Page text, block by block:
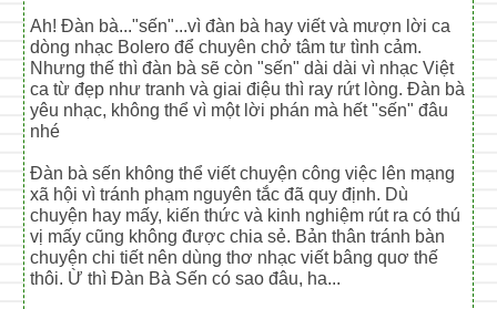
Ah! Đàn bà..."sến"...vì đàn bà hay viết và mượn lời ca
dòng nhạc Bolero để chuyên chở tâm tư tình cảm.
Nhưng thế thì đàn bà sẽ còn "sến" dài dài vì nhạc Việt
ca từ đẹp như tranh và giai điệu thì ray rứt lòng. Đàn bà
yêu nhạc, không thể vì một lời phán mà hết "sến" đâu
nhé
Đàn bà sến không thể viết chuyện công việc lên mạng
xã hội vì tránh phạm nguyên tắc đã quy định. Dù
chuyện hay mấy, kiến thức và kinh nghiệm rút ra có thú
vị mấy cũng không được chia sẻ. Bản thân tránh bàn
chuyện chi tiết nên dùng thơ nhạc viết bâng quơ thế
thôi. Ừ thì Đàn Bà Sến có sao đâu, ha...